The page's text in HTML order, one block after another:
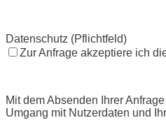
Datenschutz (Pflichtfeld)
Zur Anfrage akzeptiere ich
Mit dem Absenden Ihrer
Umgang mit Nutzerdaten und